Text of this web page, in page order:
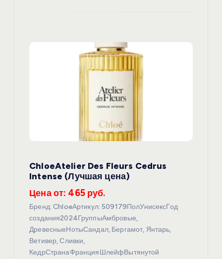
ChloeAtelier Des Fleurs Cedrus
Intense (Лучшая цена)
Цена от: 465 руб.
Бренд: ChloeАртикул: 509179ПолУнисексГод
создания2024ГруппыАмбровые,
ДревесныеНотыСандал, Бергамот, Янтарь,
Ветивер, Сливки,
КедрСтранаФранцияШлейфВытянутой